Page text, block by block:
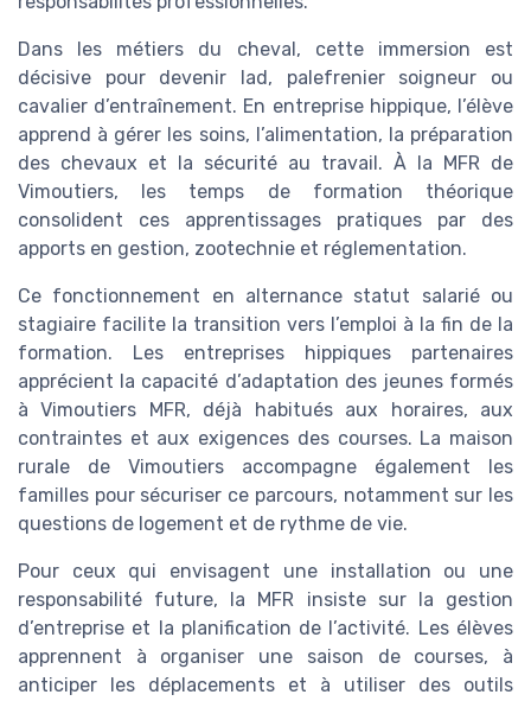
Dans les métiers du cheval, cette immersion est
décisive pour devenir lad, palefrenier soigneur ou
cavalier d’entraînement. En entreprise hippique, l’élève
apprend à gérer les soins, l’alimentation, la préparation
des chevaux et la sécurité au travail. À la MFR de
Vimoutiers, les temps de formation théorique
consolident ces apprentissages pratiques par des
apports en gestion, zootechnie et réglementation.
Ce fonctionnement en alternance statut salarié ou
stagiaire facilite la transition vers l’emploi à la fin de la
formation. Les entreprises hippiques partenaires
apprécient la capacité d’adaptation des jeunes formés
à Vimoutiers MFR, déjà habitués aux horaires, aux
contraintes et aux exigences des courses. La maison
rurale de Vimoutiers accompagne également les
familles pour sécuriser ce parcours, notamment sur les
questions de logement et de rythme de vie.
Pour ceux qui envisagent une installation ou une
responsabilité future, la MFR insiste sur la gestion
d’entreprise et la planification de l’activité. Les élèves
apprennent à organiser une saison de courses, à
anticiper les déplacements et à utiliser des outils